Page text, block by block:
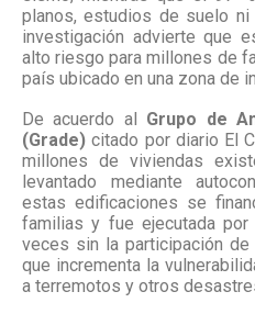
planos, estudios de suelo
investigación advierte que
alto riesgo para millones de
país ubicado en una zona de
De acuerdo al Grupo de
(Grade) citado por diario El
millones de viviendas
levantado mediante
estas edificaciones se
familias y fue ejecutada por
veces sin la participación
que incrementa la
a terremotos y otros